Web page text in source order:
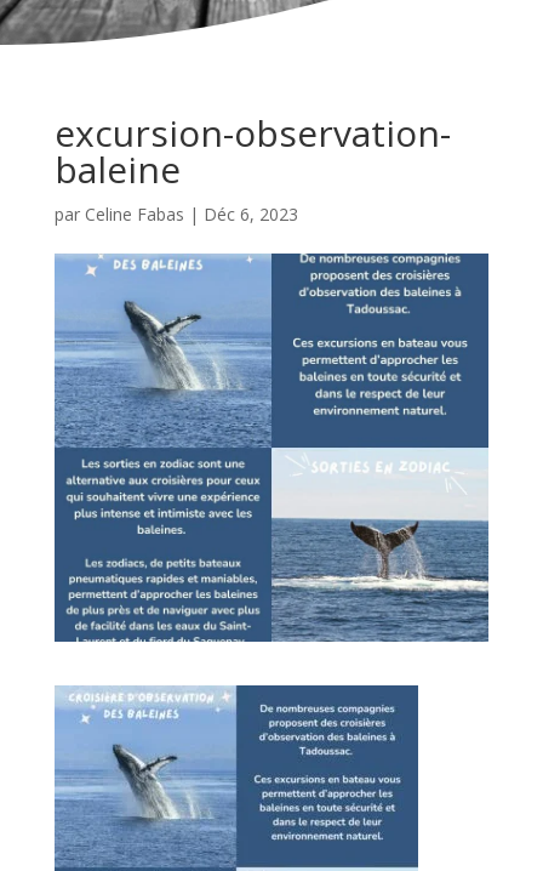
excursion-observation-
baleine
par Celine Fabas | Déc 6, 2023